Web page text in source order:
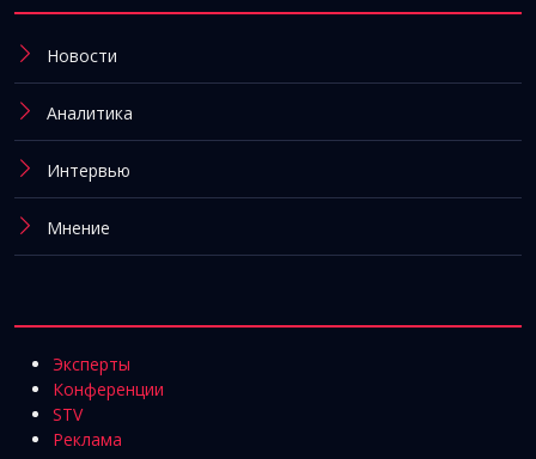
Новости
Аналитика
Интервью
Мнение
Эксперты
Конференции
STV
Реклама